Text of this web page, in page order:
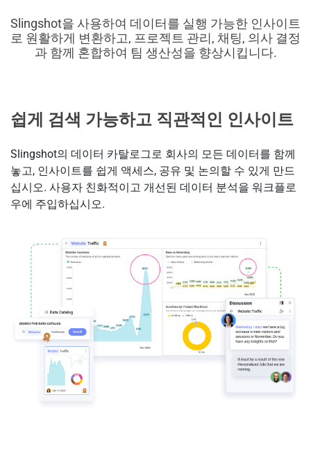
Slingshot을 사용하여 데이터를 실행 가능한 인사이트
로 원활하게 변환하고, 프로젝트 관리, 채팅, 의사 결정
과 함께 혼합하여 팀 생산성을 향상시킵니다.
쉽게 검색 가능하고 직관적인 인사이트
Slingshot의 데이터 카탈로그로 회사의 모든 데이터를 함께
놓고, 인사이트를 쉽게 액세스, 공유 및 논의할 수 있게 만드
십시오. 사용자 친화적이고 개선된 데이터 분석을 워크플로
우에 주입하십시오.